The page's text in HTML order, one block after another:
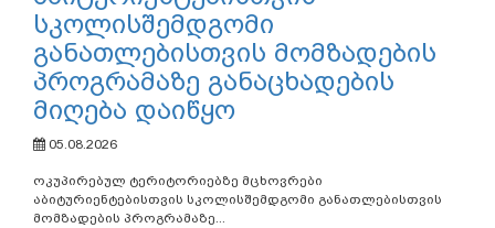
სკოლისშემდგომი
განათლებისთვის მომზადების
პროგრამაზე განაცხადების
მიღება დაიწყო
05.08.2026
ოკუპირებულ ტერიტორიებზე მცხოვრები
აბიტურიენტებისთვის სკოლისშემდგომი განათლებისთვის
მომზადების პროგრამაზე...